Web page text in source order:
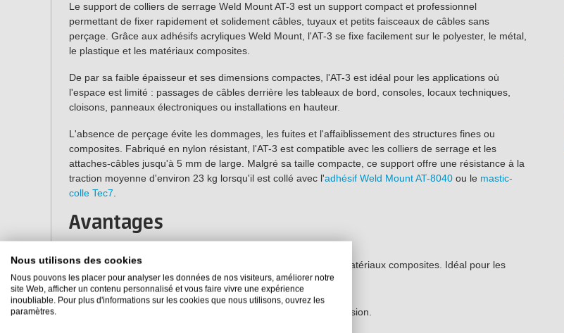
Le support de colliers de serrage Weld Mount AT-3 est un support compact et professionnel
permettant de fixer rapidement et solidement câbles, tuyaux et petits faisceaux de câbles sans
perçage. Grâce aux adhésifs acryliques Weld Mount, l'AT-3 se fixe facilement sur le polyester, le métal,
le plastique et les matériaux composites.
De par sa faible épaisseur et ses dimensions compactes, l'AT-3 est idéal pour les applications où
l'espace est limité : passages de câbles derrière les tableaux de bord, consoles, locaux techniques,
cloisons, panneaux électroniques ou installations en hauteur.
L'absence de perçage évite les dommages, les fuites et l'affaiblissement des structures fines ou
composites. Fabriqué en nylon résistant, l'AT-3 est compatible avec les colliers de serrage et les
attaches-câbles jusqu'à 5 mm de large. Malgré sa taille compacte, ce support offre une résistance à la
traction moyenne d'environ 23 kg lorsqu'il est collé avec l'adhésif Weld Mount AT-8040 ou le mastic-
colle Tec7
Avantages
Compatible avec le polyester, le métal, le plastique et les matériaux composites. Idéal pour les
petits faisceaux de câbles et les espaces restreints.
Faible hauteur de montage pour une finition soignée.
Convient également pour un montage vertical et en suspension.
Nous utilisons des cookies
Nous pouvons les placer pour analyser les données de nos visiteurs, améliorer notre
site Web, afficher un contenu personnalisé et vous faire vivre une expérience
inoubliable. Pour plus d'informations sur les cookies que nous utilisons, ouvrez les
paramètres.